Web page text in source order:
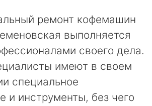
ремонт кофемашин
выполняется
своего дела.
имеют в своем
специальное
и инструменты, без чего